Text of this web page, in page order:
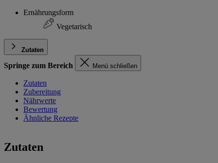
Ernährungsform
Vegetarisch
Zutaten
Springe zum Bereich Menü schließen
Zutaten
Zubereitung
Nährwerte
Bewertung
Ähnliche Rezepte
Zutaten